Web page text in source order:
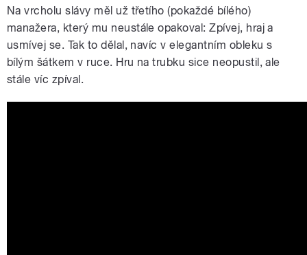
Na vrcholu slávy měl už třetího (pokaždé bílého)
manažera, který mu neustále opakoval: Zpívej, hraj a
usmívej se. Tak to dělal, navíc v elegantním obleku s
bílým šátkem v ruce. Hru na trubku sice neopustil, ale
stále víc zpíval.